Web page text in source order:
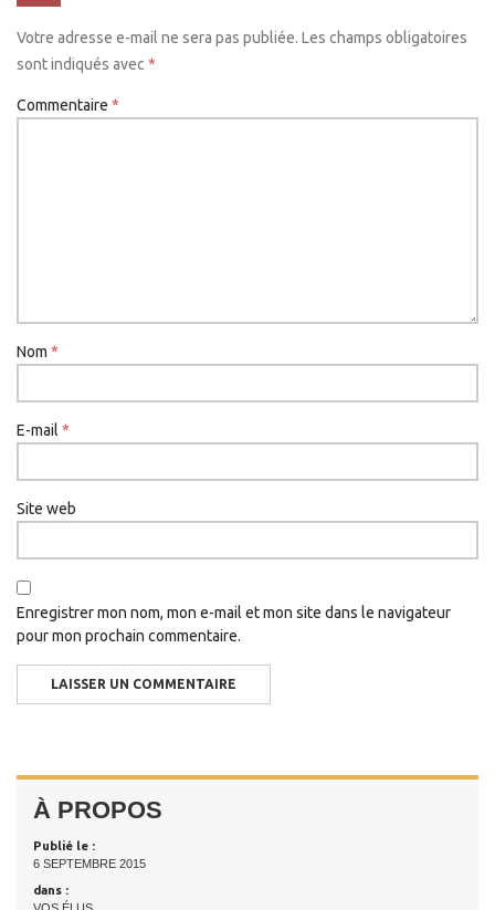
Votre adresse e-mail ne sera pas publiée. Les champs obligatoires
sont indiqués avec *
Commentaire *
Nom *
E-mail *
Site web
Enregistrer mon nom, mon e-mail et mon site dans le navigateur
pour mon prochain commentaire.
À PROPOS
Publié le :
6 SEPTEMBRE 2015
dans :